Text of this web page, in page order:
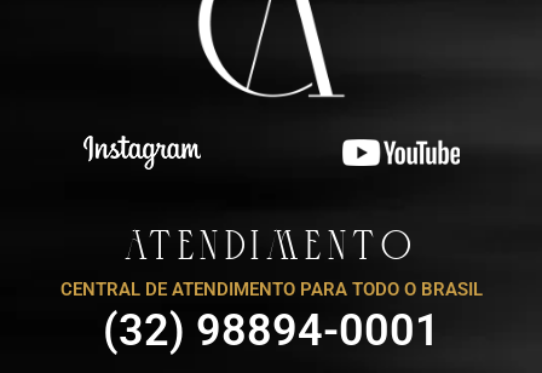
ATENDIMENTO
CENTRAL DE ATENDIMENTO PARA TODO O BRASIL
(32) 98894-0001